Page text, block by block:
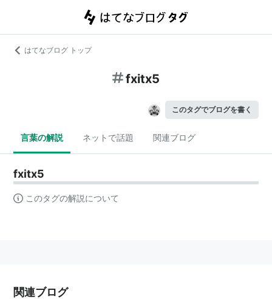
はてなブログ トップ
fxitx5
このタグでブログを書く
言葉の解説 ネットで話題 関連ブログ
fxitx5
このタグの解説について
関連ブログ